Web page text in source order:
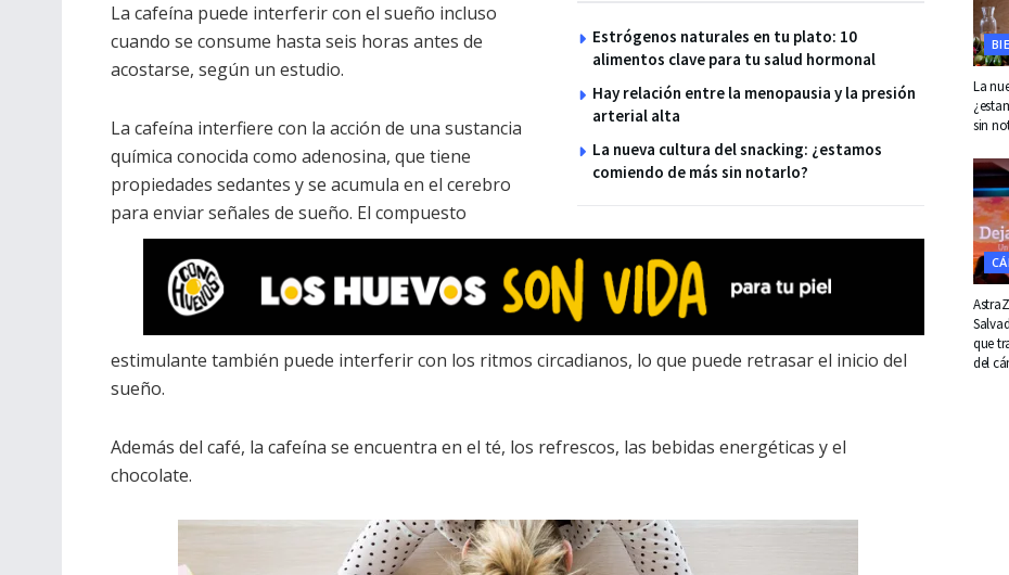
Estrógenos naturales en tu plato: 10
alimentos clave para tu salud hormonal
Hay relación entre la menopausia y la presión
arterial alta
La nueva cultura del snacking: ¿estamos
comiendo de más sin notarlo?
La cafeína puede interferir con el sueño incluso
cuando se consume hasta seis horas antes de
acostarse, según un estudio.
La cafeína interfiere con la acción de una sustancia
química conocida como adenosina, que tiene
propiedades sedantes y se acumula en el cerebro
para enviar señales de sueño. El compuesto
estimulante también puede interferir con los ritmos circadianos, lo que puede retrasar el inicio del
sueño.
Además del café, la cafeína se encuentra en el té, los refrescos, las bebidas energéticas y el
chocolate.
La
sin
que
del